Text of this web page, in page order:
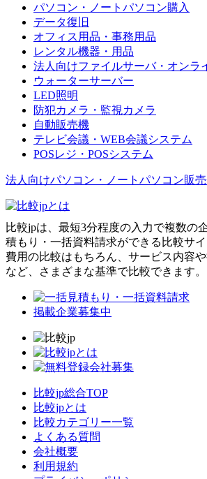
パソコン・ノートパソコン購入
データ復旧
オフィス用品・事務用品
レンタル機器・用品
法人向けファイルサーバ・オンラ
ウォーターサーバー
LED照明
防犯カメラ・監視カメラ
自動販売機
テレビ会議・WEB会議システム
POSレジ・POSシステム
法人向けパソコン・ノートパソコン販
比較jpは、 最短3分程度の入力で複数の
積もり・一括資料請求ができる比較サイ
費用の比較はもちろん、サービス内容
など、さまざまな基準で比較できます。
掲載企業募集中
比較jp総合TOP
比較jpとは
比較カテゴリー一覧
よくある質問
会社概要
利用規約